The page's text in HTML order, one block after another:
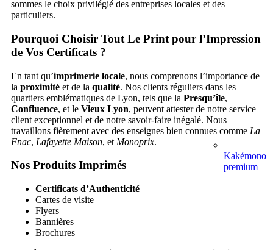
Kakémono
premium
sommes le choix privilégié des entreprises locales et des
particuliers.
Pourquoi Choisir Tout Le Print pour l’Impression
de Vos Certificats ?
En tant qu’imprimerie locale, nous comprenons l’importance de
la proximité et de la qualité. Nos clients réguliers dans les
quartiers emblématiques de Lyon, tels que la Presqu’île,
Confluence, et le Vieux Lyon, peuvent attester de notre service
client exceptionnel et de notre savoir-faire inégalé. Nous
travaillons fièrement avec des enseignes bien connues comme La
Fnac, Lafayette Maison, et Monoprix.
Nos Produits Imprimés
Certificats d’Authenticité
Cartes de visite
Flyers
Bannières
Brochures